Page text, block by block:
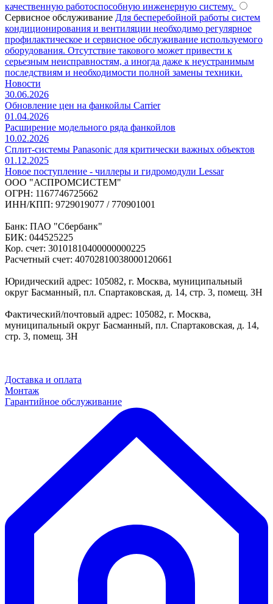
качественную работоспособную инженерную систему.
Сервисное обслуживание Для бесперебойной работы систем
кондиционирования и вентиляции необходимо регулярное
профилактическое и сервисное обслуживание используемого
оборудования. Отсутствие такового может привести к
серьезным неисправностям, а иногда даже к неустранимым
последствиям и необходимости полной замены техники.
Новости
30.06.2026
Обновление цен на фанкойлы Carrier
01.04.2026
Расширение модельного ряда фанкойлов
10.02.2026
Сплит-системы Panasonic для критически важных объектов
01.12.2025
Новое поступление - чиллеры и гидромодули Lessar
ООО "АСПРОМСИСТЕМ"
ОГРН: 1167746725662
ИНН/КПП: 9729019077 / 770901001
Банк: ПАО "Сбербанк"
БИК: 044525225
Кор. счет: 30101810400000000225
Расчетный счет: 40702810038000120661
Юридический адрес: 105082, г. Москва, муниципальный
округ Басманный, пл. Спартаковская, д. 14, стр. 3, помещ. 3Н
Фактический/почтовый адрес: 105082, г. Москва,
муниципальный округ Басманный, пл. Спартаковская, д. 14,
стр. 3, помещ. 3Н
Доставка и оплата
Монтаж
Гарантийное обслуживание